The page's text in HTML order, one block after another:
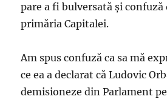
de
la
i
cere
nicio
pare a fi bulversată şi confuză
primăria Capitalei.
Am spus confuză ca sa mă
ce ea a declarat că Ludovic
demisioneze din Parlament